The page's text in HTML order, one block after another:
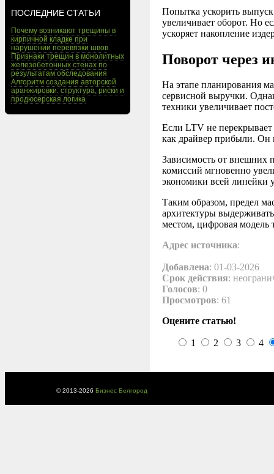
ПОСЛЕДНИЕ СТАТЬИ
Почему возникают трещины в
кирпичной кладке при
нарушении перевязки швов
Признаки трещин в монолитных
железобетонных стенах по
результатам обследования
Алгоритм создания авторской
аранжировки: структура, риски и
продюсерская логика
Попытка ускорить
увеличивает оборот. Но
ускоряет накопление
Поворот через
На этапе планирования
сервисной выручки.
техники увеличивает
Если LTV не перекрывает
как драйвер прибыли. Он
Зависимость от внешних
комиссий мгновенно
экономики всей линейки
Таким образом, предел
архитектуры
местом, цифровая модель
Адрес источника:
Добавлена: 01-03-2026
Срок действия:
Голосов: 0
Просмотров: 61
Оцените статью!
1 2 3 4
© 2013-2026 Бизнес Белгород